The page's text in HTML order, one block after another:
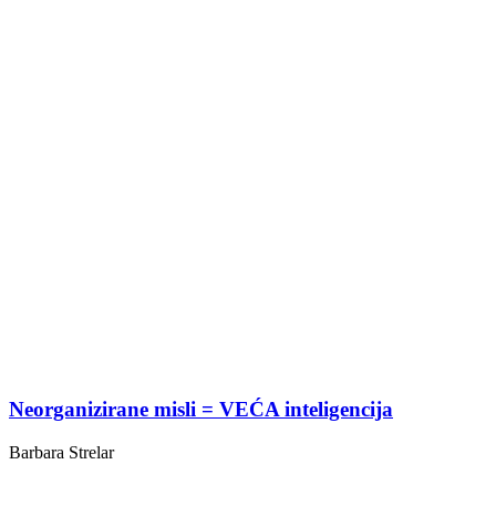
Neorganizirane misli = VEĆA inteligencija
Barbara Strelar